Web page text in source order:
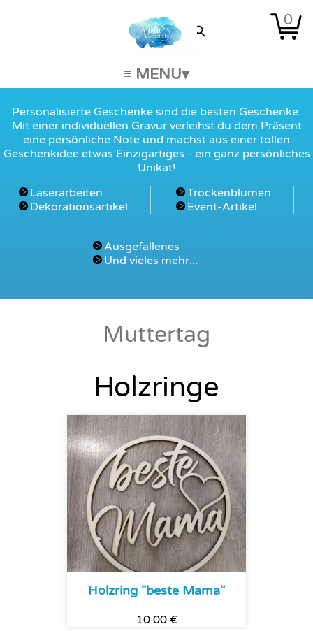
0
≡ MENU
Personalisierte Geschenke sind die besten Geschenke.
Mit einer individuellen Gravur verleihst du dem Präsent
eine persönliche Note und machst aus einer tollen
Geschenkidee etwas Einzigartiges - ein ganz persönliches
Unikat!
Laserarbeiten
Dekorationsartikel
Trockenblumen
Event-Artikel
Ausgefallenes
Und vieles mehr...
Muttertag
Holzringe
Holzring "beste Mama"
10.00 €